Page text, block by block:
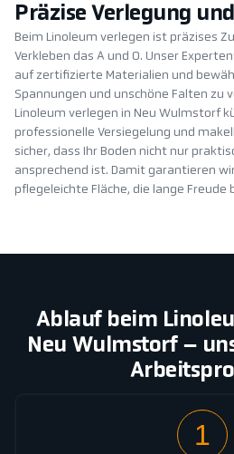
Präzise Verlegung
Beim Linoleum verlegen ist präzises
Verkleben das A und O. Unser
auf zertifizierte Materialien und
Spannungen und unschöne Falten zu
Linoleum verlegen in Neu Wulmstorf
professionelle Versiegelung und
sicher, dass Ihr Boden nicht nur
ansprechend ist. Damit garantieren
pflegeleichte Fläche, die lange Freude
Ablauf beim
Neu Wulmstorf –
1